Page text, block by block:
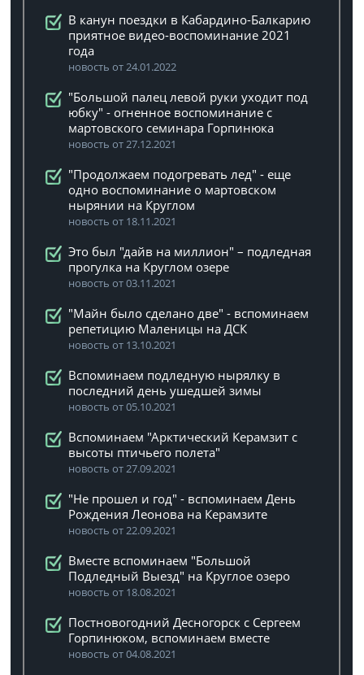
В канун поездки в Кабардино-Балкарию
приятное видео-воспоминание 2021
года
новость от 24.01.2022
"Большой палец левой руки уходит под
юбку" - огненное воспоминание с
мартовского семинара Горпинюка
новость от 27.12.2021
"Продолжаем подогревать лед" - еще
одно воспоминание о мартовском
нырянии на Круглом
новость от 18.11.2021
Это был "дайв на миллион" – подледная
прогулка на Круглом озере
новость от 03.11.2021
"Майн было сделано две" - вспоминаем
репетицию Маленицы на ДСК
новость от 13.10.2021
Вспоминаем подледную нырялку в
последний день ушедшей зимы
новость от 05.10.2021
Вспоминаем "Арктический Керамзит с
высоты птичьего полета"
новость от 27.09.2021
"Не прошел и год" - вспоминаем День
Рождения Леонова на Керамзите
новость от 22.09.2021
Вместе вспоминаем "Большой
Подледный Выезд" на Круглое озеро
новость от 18.08.2021
Постновогодний Десногорск с Сергеем
Горпинюком, вспоминаем вместе
новость от 04.08.2021